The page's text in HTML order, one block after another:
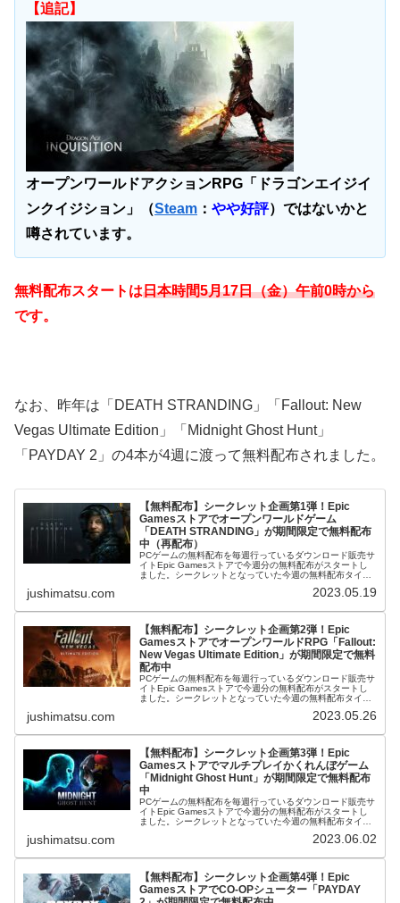
【追記】
オープンワールドアクションRPG「ドラゴンエイジイ
ンクイジション」（Steam ： やや好評）ではないかと
噂されています。
無料配布スタートは日本時間5月17日（金）午前0時から
です。
なお、昨年は「DEATH STRANDING」「Fallout: New
Vegas Ultimate Edition」「Midnight Ghost Hunt」
「PAYDAY 2」の4本が4週に渡って無料配布されました。
【無料配布】シークレット企画第1弾！Epic
Gamesストアでオープンワールドゲーム
「DEATH STRANDING」が期間限定で無料配布
中（再配布）
PCゲームの無料配布を毎週行っているダウンロード販売サ
イトEpic Gamesストアで今週分の無料配布がスタートし
ました。シークレットとなっていた今週の無料配布タイト
jushimatsu.com 2023.05.19
【無料配布】シークレット企画第2弾！Epic
GamesストアでオープンワールドRPG「Fallout:
New Vegas Ultimate Edition」が期間限定で無料
配布中
PCゲームの無料配布を毎週行っているダウンロード販売サ
イトEpic Gamesストアで今週分の無料配布がスタートし
ました。シークレットとなっていた今週の無料配布タイト
jushimatsu.com 2023.05.26
【無料配布】シークレット企画第3弾！Epic
Gamesストアでマルチプレイかくれんぼゲーム
「Midnight Ghost Hunt」が期間限定で無料配布
中
PCゲームの無料配布を毎週行っているダウンロード販売サ
イトEpic Gamesストアで今週分の無料配布がスタートし
ました。シークレットとなっていた今週の無料配布タイト
jushimatsu.com 2023.06.02
【無料配布】シークレット企画第4弾！Epic
GamesストアでCO-OPシューター「PAYDAY